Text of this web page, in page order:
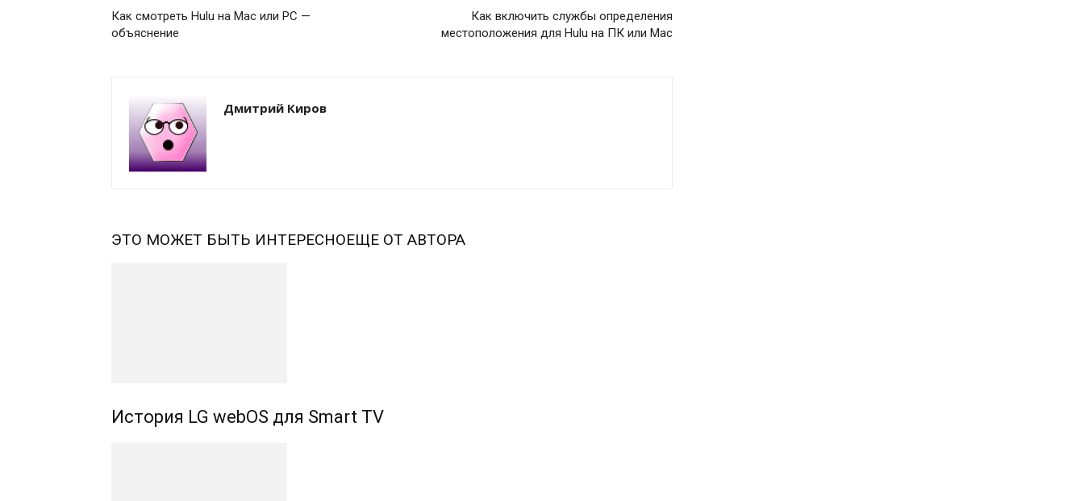
Как смотреть Hulu на Mac или PC —
объяснение
Как включить службы определения
местоположения для Hulu на ПК или Mac
Дмитрий Киров
ЭТО МОЖЕТ БЫТЬ ИНТЕРЕСНОЕЩЕ ОТ АВТОРА
История LG webOS для Smart TV